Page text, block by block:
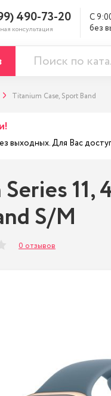
490-73-20
консультация
С
без
Titanium Case, Sport Band
выходных. Для Вас
S/M
0 отзывов